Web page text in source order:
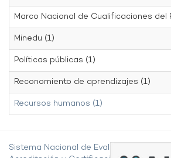
Marco Nacional de Cualificaciones del
Minedu (1)
Políticas públicas (1)
Reconomiento de aprendizajes (1)
Recursos humanos (1)
Sistema Nacional de Evaluación,